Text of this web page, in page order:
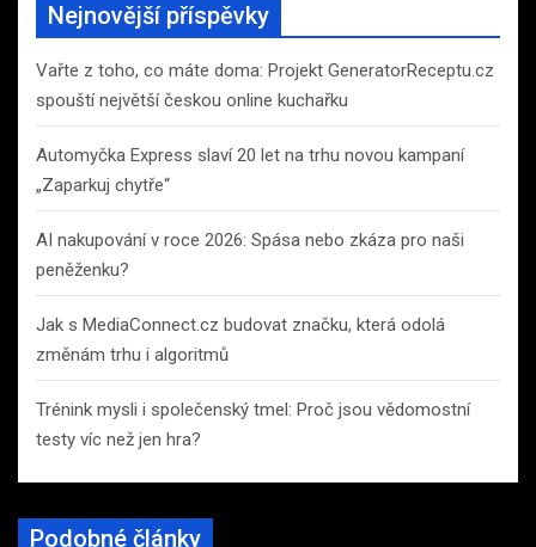
h
Nejnovější příspěvky
Vařte z toho, co máte doma: Projekt GeneratorReceptu.cz
spouští největší českou online kuchařku
Automyčka Express slaví 20 let na trhu novou kampaní
„Zaparkuj chytře“
AI nakupování v roce 2026: Spása nebo zkáza pro naši
peněženku?
Jak s MediaConnect.cz budovat značku, která odolá
změnám trhu i algoritmů
Trénink mysli i společenský tmel: Proč jsou vědomostní
testy víc než jen hra?
Podobné články